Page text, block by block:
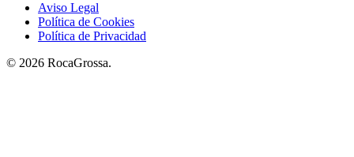
Aviso Legal
Política de Cookies
Política de Privacidad
© 2026 RocaGrossa.